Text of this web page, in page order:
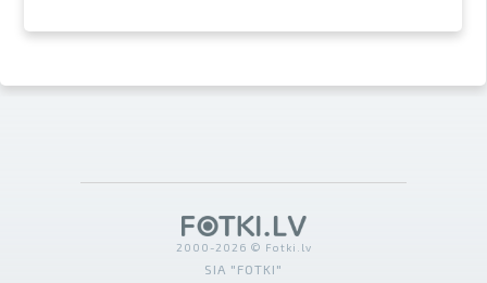
2000-2026 © Fotki.lv
SIA "FOTKI"